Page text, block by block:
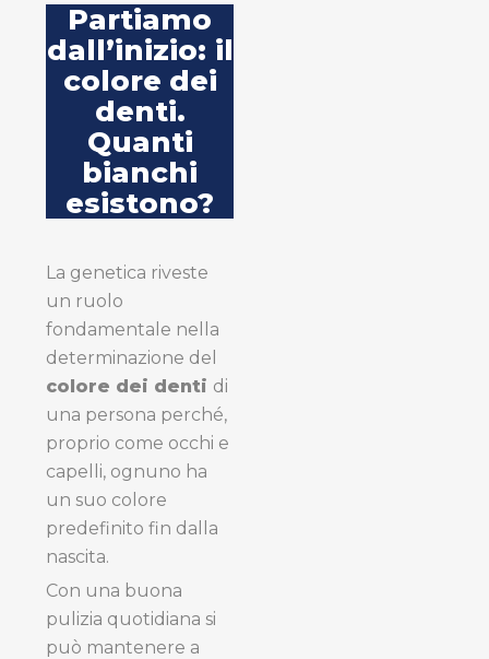
Partiamo
dall’inizio: il
colore dei
denti.
Quanti
bianchi
esistono?
La genetica riveste
un ruolo
fondamentale nella
determinazione del
colore dei denti di
una persona perché,
proprio come occhi e
capelli, ognuno ha
un suo colore
predefinito fin dalla
nascita.
Con una buona
pulizia quotidiana si
può mantenere a